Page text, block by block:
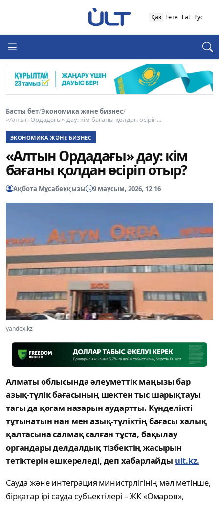
Қаз Төте Lat Рус
Басты бет/Экономика және бизнес/
«Алтын Ордадағы» дау: кім бағаны қолдан өсіріп...
ЭКОНОМИКА ЖӘНЕ БИЗНЕС
«Алтын Ордадағы» дау: кім
бағаны қолдан өсіріп отыр?
Ақбота Мұсабекқызы 9 маусым, 2026, 12:16
yandex.kz
Алматы облысында әлеуметтік маңызы бар
азық-түлік бағасының шектен тыс шарықтауы
тағы да қоғам назарын аудартты. Күнделікті
тұтынатын нан мен азық-түліктің бағасы халық
қалтасына салмақ салған тұста, бақылау
органдары делдалдық тізбектің жасырын
тетіктерін әшкереледі, деп хабарлайды ult.kz.
Сауда және интеграция министрлігінің мәліметінше,
бірқатар ірі сауда субъектілері – ЖК «Омаров»,